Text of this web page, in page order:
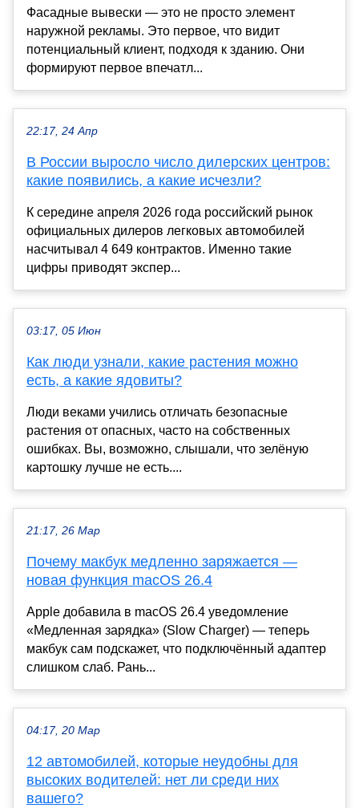
Фасадные вывески — это не просто элемент
наружной рекламы. Это первое, что видит
потенциальный клиент, подходя к зданию. Они
формируют первое впечатл...
22:17, 24 Апр
В России выросло число дилерских центров:
какие появились, а какие исчезли?
К середине апреля 2026 года российский рынок
официальных дилеров легковых автомобилей
насчитывал 4 649 контрактов. Именно такие
цифры приводят экспер...
03:17, 05 Июн
Как люди узнали, какие растения можно
есть, а какие ядовиты?
Люди веками учились отличать безопасные
растения от опасных, часто на собственных
ошибках. Вы, возможно, слышали, что зелёную
картошку лучше не есть....
21:17, 26 Мар
Почему макбук медленно заряжается —
новая функция macOS 26.4
Apple добавила в macOS 26.4 уведомление
«Медленная зарядка» (Slow Charger) — теперь
макбук сам подскажет, что подключённый адаптер
слишком слаб. Рань...
04:17, 20 Мар
12 автомобилей, которые неудобны для
высоких водителей: нет ли среди них
вашего?